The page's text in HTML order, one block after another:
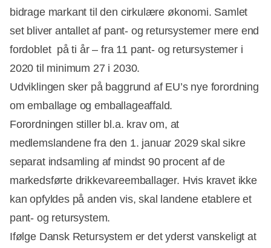
bidrage markant til den cirkulære økonomi. Samlet
set bliver antallet af pant- og retursystemer mere end
fordoblet på ti år – fra 11 pant- og retursystemer i
2020 til minimum 27 i 2030.
Udviklingen sker på baggrund af EU’s nye forordning
om emballage og emballageaffald.
Forordningen stiller bl.a. krav om, at
medlemslandene fra den 1. januar 2029 skal sikre
separat indsamling af mindst 90 procent af de
markedsførte drikkevareemballager. Hvis kravet ikke
kan opfyldes på anden vis, skal landene etablere et
pant- og retursystem.
Ifølge Dansk Retursystem er det yderst vanskeligt at